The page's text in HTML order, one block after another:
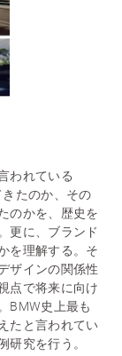
われている
たのか、その
のかを、歴史を
更に、ブランド
を理解する。そ
ザインの関係性
点で将来に向け
BMW史上最も
たと言われてい
研究を行う。